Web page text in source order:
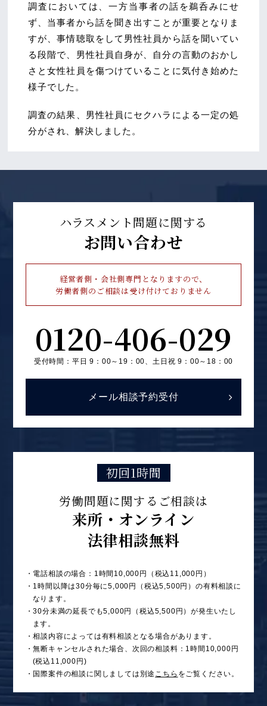
調査においては、一方当事者の話を鵜呑みにせ
ず、当事者から話を聞き出すことが重要となりま
すが、事情聴取をして男性社員から話を聞いてい
る段階で、男性社員自身が、自分の言動のおかし
さと女性社員を傷つけていることに気付き始めた
様子でした。
調査の結果、男性社員にセクハラによる一定の処
分がされ、解決しました。
ハラスメント問題に関する
お問い合わせ
経営者側・会社側専門となりますので、
労働者側のご相談は受け付けておりません
0120-406-029
受付時間：平日 9：00～19：00、 土日祝 9：00～18：00
メール相談予約受付
初回1時間
労働問題に関するご相談は
来所・オンライン
法律相談無料
・電話相談の場合：1時間10,000円（税込11,000円）
・1時間以降は30分毎に5,000円（税込5,500円）の有料相談に
なります。
・30分未満の延長でも5,000円（税込5,500円）が発生いたし
ます。
・相談内容によっては有料相談となる場合があります。
・無断キャンセルされた場合、次回の相談料：1時間10,000円
(税込11,000円)
・国際案件の相談に関しましては別途 こちら をご覧ください。